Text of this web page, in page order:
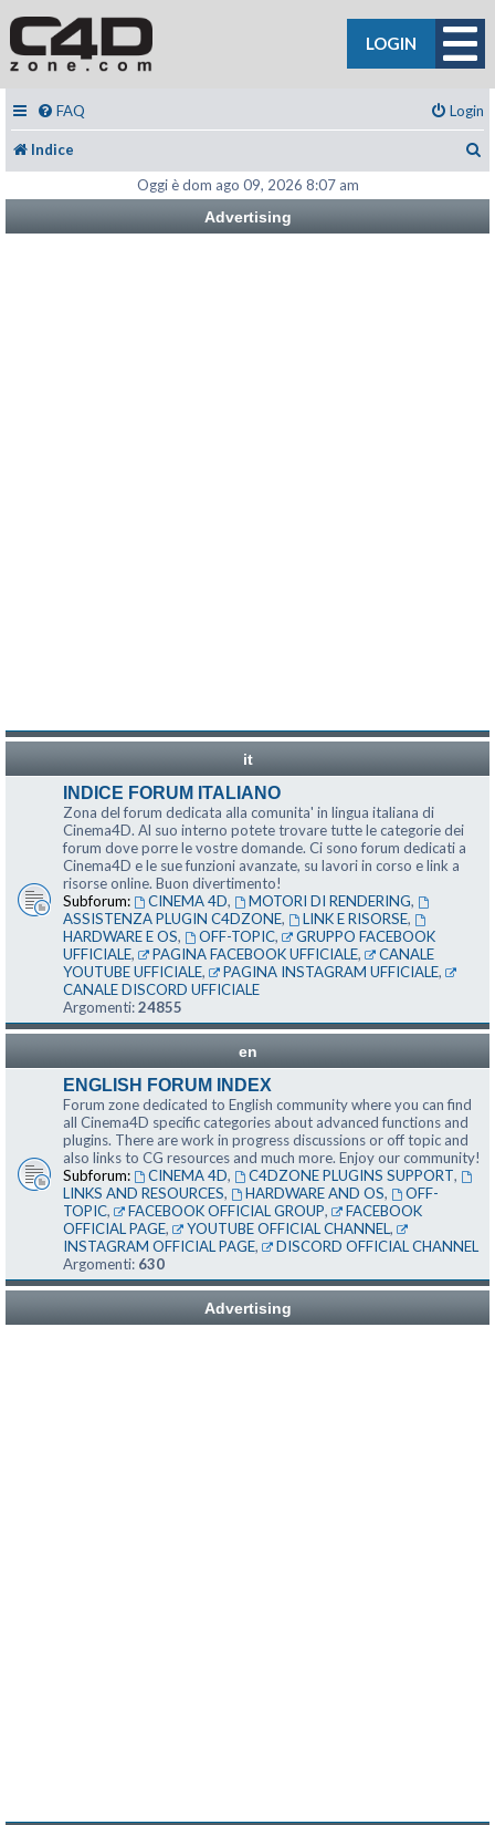
LOGIN
FAQ Login
Indice
Oggi è dom ago 09, 2026 8:07 am
Advertising
it
INDICE FORUM ITALIANO
Zona del forum dedicata alla comunita' in lingua italiana di
Cinema4D. Al suo interno potete trovare tutte le categorie dei
forum dove porre le vostre domande. Ci sono forum dedicati a
Cinema4D e le sue funzioni avanzate, su lavori in corso e link a
risorse online. Buon divertimento!
Subforum:
CINEMA 4D, MOTORI DI RENDERING,
ASSISTENZA PLUGIN C4DZONE, LINK E RISORSE,
HARDWARE E OS, OFF-TOPIC,
GRUPPO FACEBOOK
UFFICIALE, PAGINA FACEBOOK UFFICIALE,
CANALE
YOUTUBE UFFICIALE, PAGINA INSTAGRAM UFFICIALE,
CANALE DISCORD UFFICIALE
Argomenti:24855
en
ENGLISH FORUM INDEX
Forum zone dedicated to English community where you can find
all Cinema4D specific categories about advanced functions and
plugins. There are work in progress discussions or off topic and
also links to CG resources and much more. Enjoy our community!
Subforum:
CINEMA 4D, C4DZONE PLUGINS SUPPORT,
LINKS AND RESOURCES, HARDWARE AND OS,
OFF-
TOPIC, FACEBOOK OFFICIAL GROUP,
FACEBOOK
OFFICIAL PAGE, YOUTUBE OFFICIAL CHANNEL,
INSTAGRAM OFFICIAL PAGE,
DISCORD OFFICIAL CHANNEL
Argomenti: 630
Advertising